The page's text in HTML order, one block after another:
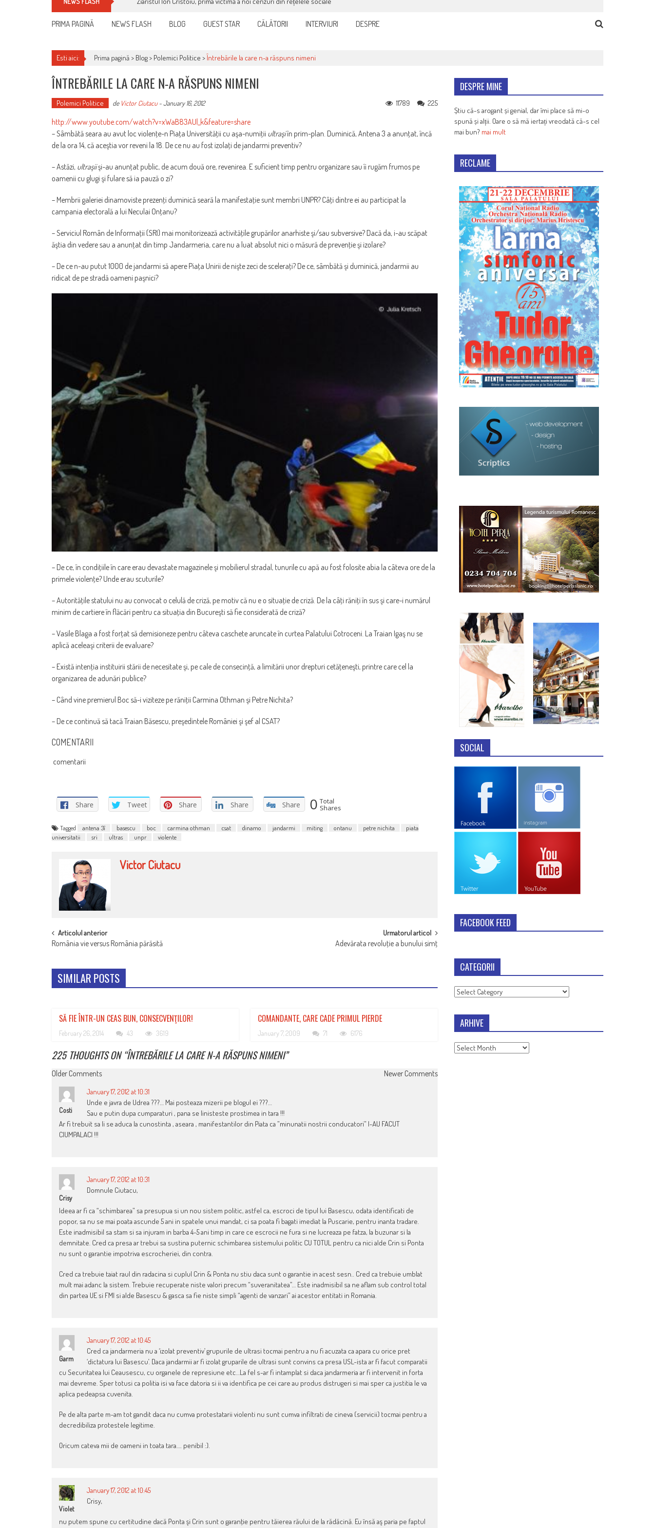
PRIMA PAGINĂ NEWS FLASH BLOG GUEST STAR CĂLĂTORII INTERVIURI DESPRE
Esti aici: Prima pagină > Blog> Polemici Politice > Întrebările la care n-a răspuns nimeni
ÎNTREBĂRILE LA CARE N-A RĂSPUNS NIMENI
Polemici Politice de Victor Ciutacu-January 16, 2012 225
11789
http://www.youtube.com/watch?v=xWaB83AUl_k&feature=share
– Sâmbătă seara au avut loc violenţe-n Piaţa Universităţii cu aşa-numiţii ultraşiîn prim-plan. Duminică, Antena 3 a anunţat, încă
de la ora 14, că aceştia vor reveni la 18. De ce nu au fost izolaţi de jandarmi preventiv?
– Astăzi, ultraşiişi-au anunţat public, de acum două ore, revenirea. E suficient timp pentru organizare sau îi rugăm frumos pe
oamenii cu glugi şi fulare să ia pauză o zi?
– Membrii galeriei dinamoviste prezenţi duminică seară la manifestaţie sunt membri UNPR? Câţi dintre ei au participat la
campania electorală a lui Neculai Onţanu?
– Serviciul Român de Informaţii (SRI) mai monitorizează activităţile grupărilor anarhiste şi/sau subversive? Dacă da, i-au scăpat
ăştia din vedere sau a anunţat din timp Jandarmeria, care nu a luat absolut nici o măsură de prevenţie şi izolare?
– De ce n-au putut 1000 de jandarmi să apere Piaţa Unirii de nişte zeci de sceleraţi? De ce, sâmbătă şi duminică, jandarmii au
ridicat de pe stradă oameni paşnici?
– De ce, în condiţiile în care erau devastate magazinele şi mobilierul stradal, tunurile cu apă au fost folosite abia la câteva ore de la
primele violenţe? Unde erau scuturile?
– Autorităţile statului nu au convocat o celulă de criză, pe motiv că nu e o situaţie de criză. De la câţi răniţi în sus şi care-i numărul
minim de cartiere în flăcări pentru ca situaţia din Bucureşti să fie considerată de criză?
– Vasile Blaga a fost forţat să demisioneze pentru câteva caschete aruncate în curtea Palatului Cotroceni. La Traian Igaş nu se
aplică aceleaşi criterii de evaluare?
– Există intenţia instituirii stării de necesitate şi, pe cale de consecinţă, a limitării unor drepturi cetăţeneşti, printre care cel la
organizarea de adunări publice?
– Când vine premierul Boc să-i viziteze pe răniţii Carmina Othman şi Petre Nichita?
– De ce continuă să tacă Traian Băsescu, preşedintele României şi şef al CSAT?
COMENTARII
comentarii
Share Tweet Share Share Share 0 Total
Shares
Tagged antena 3î basescu boc carmina othman csat dinamo jandarmi miting ontanu petre nichita
piata
universitatii
sri ultras unpr violente
Victor Ciutacu
POST
NAVIGATION
Articolul anterior
România vie versus România părăsită
Urmatorul articol
Adevărata revoluţie a bunului simţ
SIMILAR POSTS
SĂ FIE ÎNTR-UN CEAS BUN, CONSECVENŢILOR!
February 26, 2014 43 3619
COMANDANTE, CARE CADE PRIMUL PIERDE
January 7, 2009 71 6176
225 THOUGHTS ON “ÎNTREBĂRILE LA CARE N-A RĂSPUNS NIMENI”
COMMENT
NAVIGATION
Older Comments Newer Comments
Costi
January 17, 2012 at 10:31
Unde e javra de Udrea ???… Mai posteaza mizerii pe blogul ei ???…
Sau e putin dupa cumparaturi , pana se linisteste prostimea in tara !!!
Ar fi trebuit sa li se aduca la cunostinta , aseara , manifestantilor din Piata ca ”minunatii nostrii conducatori” I-AU FACUT
CIUMPALACI !!!
Crisy
January 17, 2012 at 10:31
Domnule Ciutacu,
Ideea ar fi ca “schimbarea” sa presupua si un nou sistem politic, astfel ca, escroci de tipul lui Basescu, odata identificati de
popor, sa nu se mai poata ascunde 5 ani in spatele unui mandat, ci sa poata fi bagati imediat la Puscarie, pentru inanta tradare.
Este inadmisibil sa stam si sa injuram in barba 4-5 ani timp in care ce escrocii ne fura si ne lucreaza pe fatza, la buzunar si la
demnitate. Cred ca presa ar trebui sa sustina puternic schimbarea sistemului politic CU TOTUL pentru ca nici alde Crin si Ponta
nu sunt o garantie impotriva escrocheriei, din contra.
Cred ca trebuie taiat raul din radacina si cuplul Crin & Ponta nu stiu daca sunt o garantie in acest sesn.. Cred ca trebuie umblat
mult mai adanc la sistem. Trebuie recuperate niste valori precum “suveranitatea”… Este inadmisibil sa ne aflam sub control total
din partea UE si FMI si alde Basescu & gasca sa fie niste simpli “agenti de vanzari” ai acestor entitati in Romania.
Garm
January 17, 2012 at 10:45
Cred ca jandarmeria nu a ‘izolat preventiv’ grupurile de ultrasi tocmai pentru a nu fi acuzata ca apara cu orice pret
‘dictatura lui Basescu’. Daca jandarmii ar fi izolat gruparile de ultrasi sunt convins ca presa USL-ista ar fi facut comparatii
cu Securitatea lui Ceausescu, cu organele de represiune etc…La fel s-ar fi intamplat si daca jandarmeria ar fi intervenit in forta
mai devreme. Sper totusi ca politia isi va face datoria si ii va identifica pe cei care au produs distrugeri si mai sper ca justitia le va
aplica pedeapsa cuvenita.
Pe de alta parte m-am tot gandit daca nu cumva protestatarii violenti nu sunt cumva infiltrati de cineva (servicii) tocmai pentru a
decredibiliza protestele legitime.
Oricum cateva mii de oameni in toata tara…. penibil :).
Violet
January 17, 2012 at 10:45
Crisy,
nu putem spune cu certitudine dacă Ponta şi Crin sunt o garanţie pentru tăierea răului de la rădăcină. Eu însă aş paria pe faptul
DESPRE MINE
Știu că-s arogant și genial, dar îmi place să mi-o
spună și alții. Oare o să mă iertați vreodată că-s cel
mai bun? mai mult
RECLAME
SOCIAL
FACEBOOK FEED
CATEGORII
Categorii
ARHIVE
Arhive